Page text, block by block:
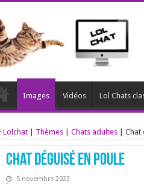
Images Vidéos Lol Chats
Lolchat | Thèmes | Chats adultes | Chat
Chat déguisé en poule
5 novembre 2023